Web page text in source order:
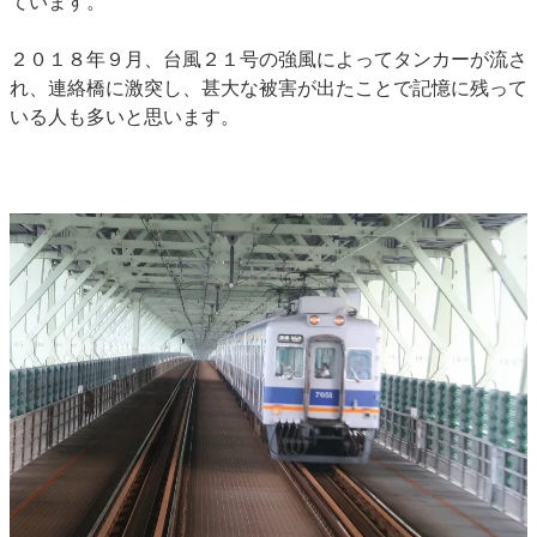
２０１８年９月、台風２１号の強風によってタンカーが流さ
れ、連絡橋に激突し、甚大な被害が出たことで記憶に残って
いる人も多いと思います。